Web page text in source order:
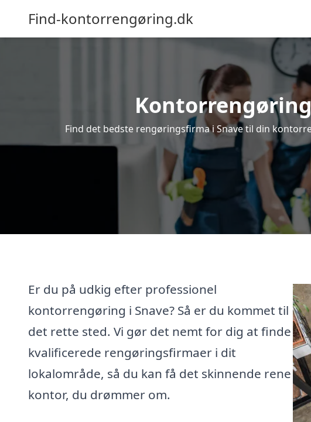
Find-kontorrengøring.dk
Find det bedste rengøringsfirma i Snave til din
Er du på udkig efter professionel
kontorrengøring i Snave? Så er du kommet til
det rette sted. Vi gør det nemt for dig at finde
kvalificerede rengøringsfirmaer i dit
lokalområde, så du kan få det skinnende rene
kontor, du drømmer om.